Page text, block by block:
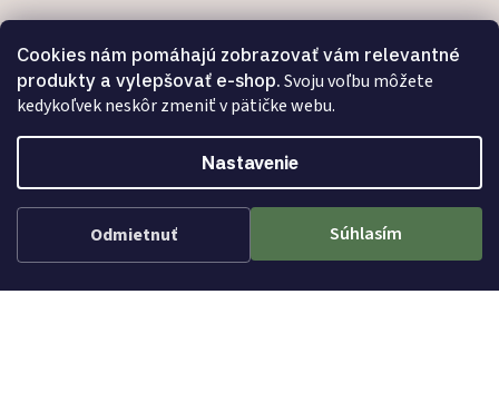
Cookies nám pomáhajú zobrazovať vám relevantné
produkty a vylepšovať e-shop. Svoju voľbu môžete
kedykoľvek neskôr zmeniť v pätičke webu.
Nastavenie
Odmietnuť Súhlasím
Facebook
Bamboo.sk